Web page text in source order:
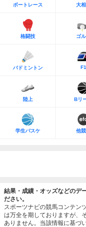
ボートレース 大
格闘技 ゴ
バドミントン F1
陸上 Bリ
学生バスケ 他
結果・成績・オッズなどのデ
ださい。
スポーツナビの競馬コンテン
は万全を期しておりますが、
ありません。当該情報に基づ